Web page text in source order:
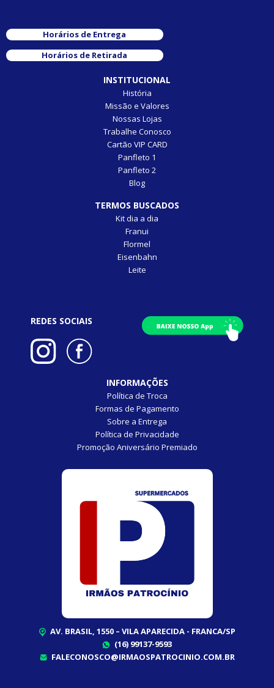
Horários de Entrega
Horários de Retirada
INSTITUCIONAL
História
Missão e Valores
Nossas Lojas
Trabalhe Conosco
Cartão VIP CARD
Panfleto 1
Panfleto 2
Blog
TERMOS BUSCADOS
Kit dia a dia
Franui
Flormel
Eisenbahn
Leite
REDES SOCIAIS
INFORMAÇÕES
Política de Troca
Formas de Pagamento
Sobre a Entrega
Política de Privacidade
Promoção Aniversário Premiado
AV. BRASIL, 1550 – VILA APARECIDA - FRANCA/SP
(16) 99137-9593
FALECONOSCO@IRMAOSPATROCINIO.COM.BR